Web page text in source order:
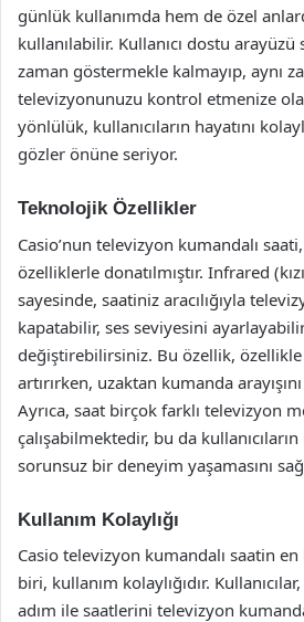
günlük kullanımda hem de özel
kullanılabilir. Kullanıcı dostu arayüzü
zaman göstermekle kalmayıp, aynı
televizyonunuzu kontrol etmenize
yönlülük, kullanıcıların hayatını
gözler önüne seriyor.
Teknolojik Özellikler
Casio’nun televizyon kumandalı
özelliklerle donatılmıştır. Infrared
sayesinde, saatiniz aracılığıyla
kapatabilir, ses seviyesini
değiştirebilirsiniz. Bu özellik,
artırırken, uzaktan kumanda
Ayrıca, saat birçok farklı televizyon
çalışabilmektedir, bu da
sorunsuz bir deneyim yaşamasını
Kullanım Kolaylığı
Casio televizyon kumandalı saatin
biri, kullanım kolaylığıdır.
adım ile saatlerini televizyon